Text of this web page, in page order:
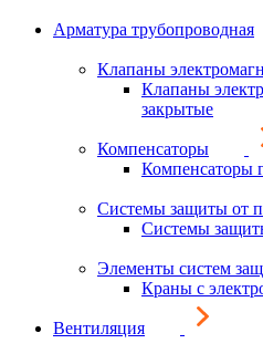
Арматура трубопроводная
Клапаны
Клапаны
закрытые
Компенсаторы
Компенсаторы
Системы защиты от
Системы
Элементы систем
Краны с
Вентиляция